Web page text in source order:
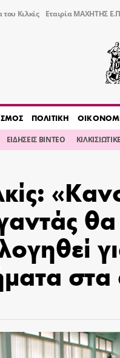
Κιλκίς Εταιρία ΜΑΧΗΤΗΣ
ΠΟΛΙΤΙΚΗ
ΕΙΔΗΣΕΙΣ ΒΙΝΤΕΟ
στα